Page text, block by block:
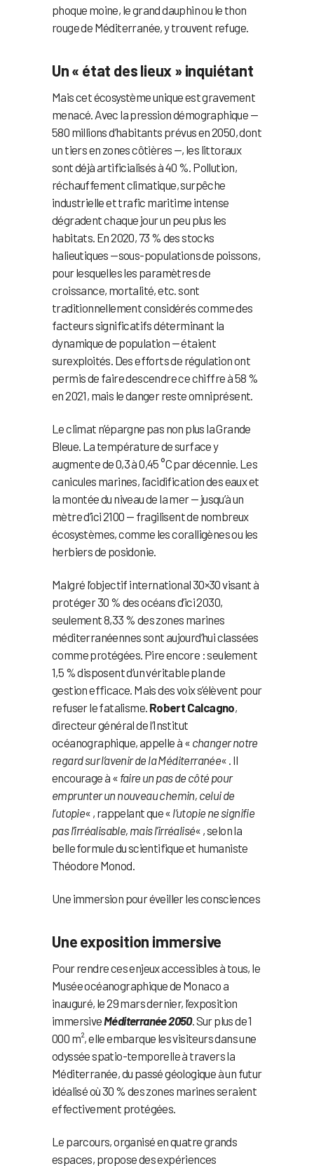
phoque moine, le grand dauphin ou le thon
rouge de Méditerranée, y trouvent refuge.
Un « état des lieux » inquiétant
Mais cet écosystème unique est gravement
menacé. Avec la pression démographique —
580 millions d’habitants prévus en 2050, dont
un tiers en zones côtières —, les littoraux
sont déjà artificialisés à 40 %. Pollution,
réchauffement climatique, surpêche
industrielle et trafic maritime intense
dégradent chaque jour un peu plus les
habitats. En 2020, 73 % des stocks
halieutiques —sous-populations de poissons,
pour lesquelles les paramètres de
croissance, mortalité, etc. sont
traditionnellement considérés comme des
facteurs significatifs déterminant la
dynamique de population — étaient
surexploités. Des efforts de régulation ont
permis de faire descendre ce chiffre à 58 %
en 2021, mais le danger reste omniprésent.
Le climat n’épargne pas non plus la Grande
Bleue. La température de surface y
augmente de 0,3 à 0,45 °C par décennie. Les
canicules marines, l’acidification des eaux et
la montée du niveau de la mer — jusqu’à un
mètre d’ici 2100 — fragilisent de nombreux
écosystèmes, comme les coralligènes ou les
herbiers de posidonie.
Malgré l’objectif international 30×30 visant à
protéger 30 % des océans d’ici 2030,
seulement 8,33 % des zones marines
méditerranéennes sont aujourd’hui classées
comme protégées. Pire encore : seulement
1,5 % disposent d’un véritable plan de
gestion efficace. Mais des voix s’élèvent pour
refuser le fatalisme. Robert Calcagno,
directeur général de l’Institut
océanographique, appelle à « changer notre
regard sur l’avenir de la Méditerranée« . Il
encourage à « faire un pas de côté pour
emprunter un nouveau chemin, celui de
l’utopie« , rappelant que « l’utopie ne signifie
pas l’irréalisable, mais l’irréalisé« , selon la
belle formule du scientifique et humaniste
Théodore Monod.
Une immersion pour éveiller les consciences
Une exposition immersive
Pour rendre ces enjeux accessibles à tous, le
Musée océanographique de Monaco a
inauguré, le 29 mars dernier, l’exposition
immersive Méditerranée 2050. Sur plus de 1
000 m², elle embarque les visiteurs dans une
odyssée spatio-temporelle à travers la
Méditerranée, du passé géologique à un futur
idéalisé où 30 % des zones marines seraient
effectivement protégées.
Le parcours, organisé en quatre grands
espaces, propose des expériences